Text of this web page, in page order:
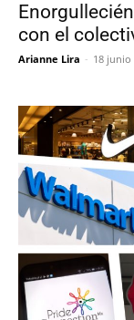
con el
Arianne Lira - 18 junio